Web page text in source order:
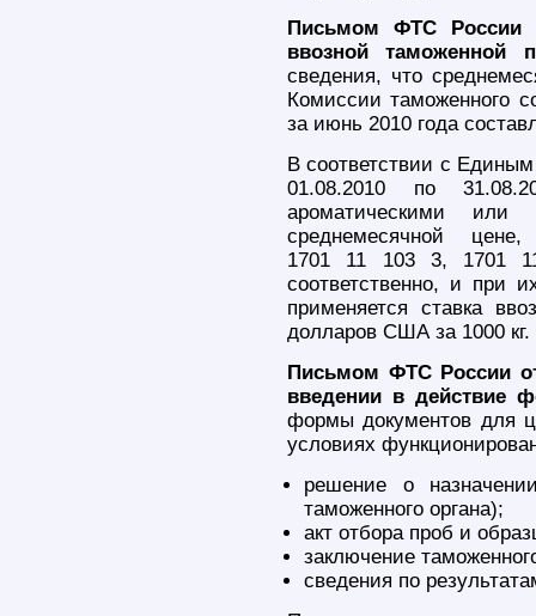
Письмом ФТС России
ввозной таможенной
сведения, что
Комиссии таможенного
за июнь 2010 года
В соответствии с
01.08.2010 по
ароматическими или
среднемесячной
1701 11 103 3,
соответственно, и при
применяется ставка
долларов США за 1000 кг.
Письмом ФТС России
введении в действие
формы документов для
условиях
решение о
таможенного органа);
акт отбора проб и
заключение
сведения по